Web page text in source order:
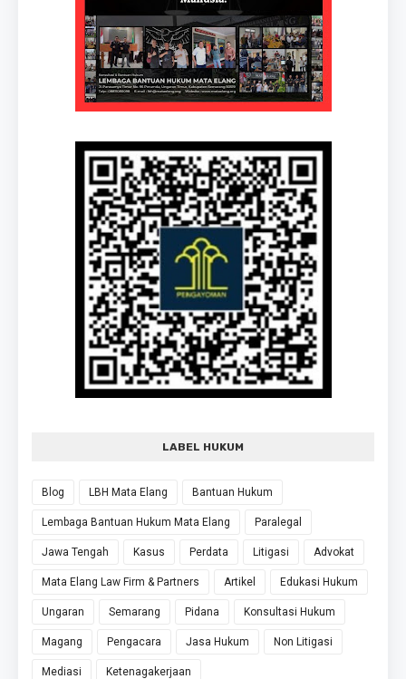
LABEL HUKUM
Blog LBH Mata Elang Bantuan Hukum
Lembaga Bantuan Hukum Mata Elang Paralegal
Jawa Tengah Kasus Perdata Litigasi Advokat
Mata Elang Law Firm & Partners Artikel Edukasi Hukum
Ungaran Semarang Pidana Konsultasi Hukum
Magang Pengacara Jasa Hukum Non Litigasi
Mediasi Ketenagakerjaan